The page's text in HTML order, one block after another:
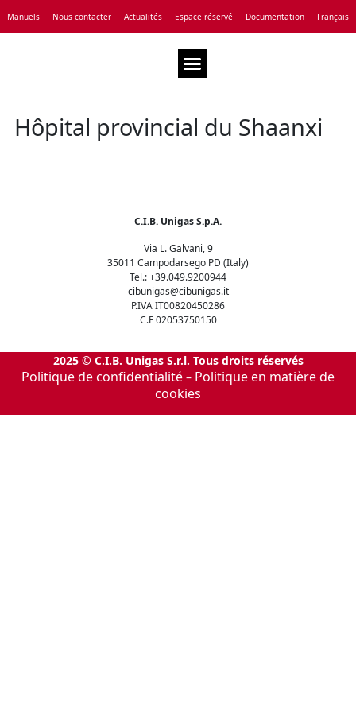
Manuels Nous contacter Actualités Espace réservé Documentation Français
Hôpital provincial du Shaanxi
C.I.B. Unigas S.p.A.
Via L. Galvani, 9
35011 Campodarsego PD (Italy)
Tel.: +39.049.9200944
cibunigas@cibunigas.it
P.IVA IT00820450286
C.F 02053750150
2025 © C.I.B. Unigas S.r.l. Tous droits réservés
Politique de confidentialité – Politique en matière de
cookies